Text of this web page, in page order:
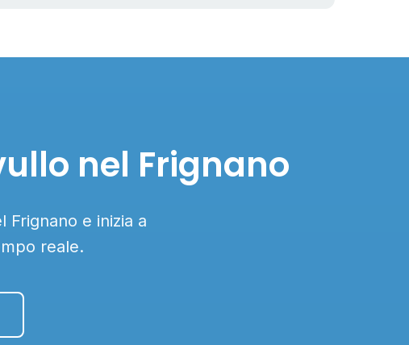
nel Frignano
Frignano e inizia a
reale.